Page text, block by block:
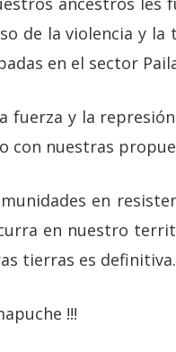
de la violencia y
en el sector
fuerza y la
con nuestras
en
en nuestro
tierras es definitiva.
!!!